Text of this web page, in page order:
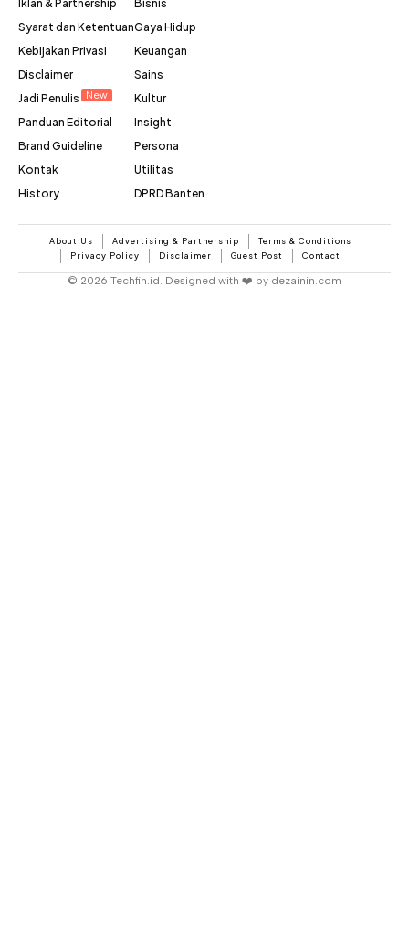
Iklan & Partnership
Syarat dan Ketentuan
Kebijakan Privasi
Disclaimer
Jadi Penulis
New
Panduan Editorial
Brand Guideline
Kontak
History
Bisnis
Gaya Hidup
Keuangan
Sains
Kultur
Insight
Persona
Utilitas
DPRD Banten
About Us Advertising & Partnership
Terms & Conditions
Privacy Policy
Disclaimer Guest Post Contact
© 2026 Techfin.id. Designed with ❤️ by dezainin.com